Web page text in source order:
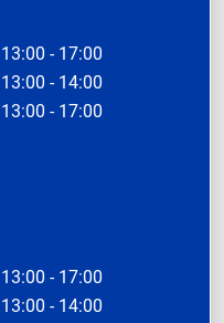
13:00 - 17:00
13:00 - 14:00
13:00 - 17:00
13:00 - 17:00
13:00 - 14:00